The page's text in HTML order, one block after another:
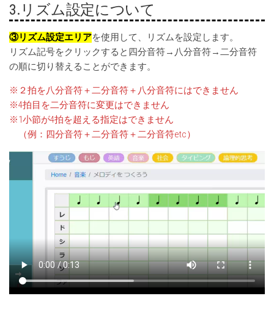
3.リズム設定について
③リズム設定エリアを使用して、リズムを設定します。
リズム記号をクリックすると四分音符→八分音符→二分音符
の順に切り替えることができます。
※２拍を八分音符＋二分音符＋八分音符にはできません
※4拍目を二分音符に変更はできません
※1小節が4拍を超える指定はできません
（例：四分音符＋二分音符＋二分音符etc）